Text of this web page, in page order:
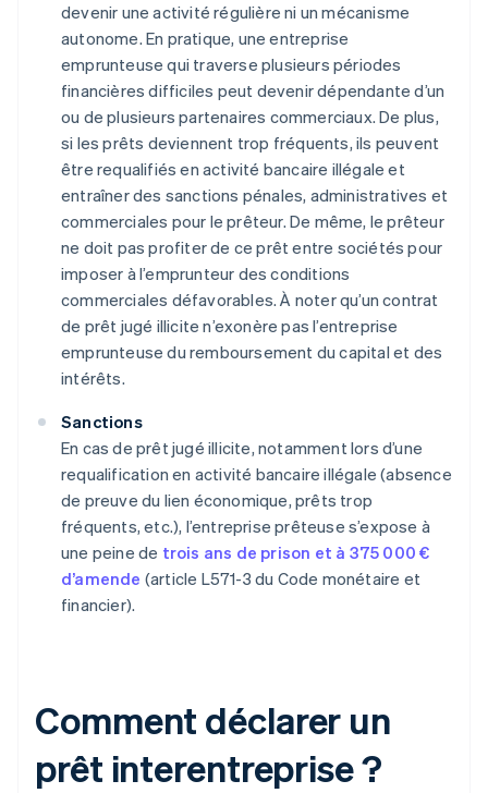
devenir une activité régulière ni un mécanisme
autonome. En pratique, une entreprise
emprunteuse qui traverse plusieurs périodes
financières difficiles peut devenir dépendante d’un
ou de plusieurs partenaires commerciaux. De plus,
si les prêts deviennent trop fréquents, ils peuvent
être requalifiés en activité bancaire illégale et
entraîner des sanctions pénales, administratives et
commerciales pour le prêteur. De même, le prêteur
ne doit pas profiter de ce prêt entre sociétés pour
imposer à l’emprunteur des conditions
commerciales défavorables. À noter qu’un contrat
de prêt jugé illicite n’exonère pas l’entreprise
emprunteuse du remboursement du capital et des
intérêts.
Sanctions
En cas de prêt jugé illicite, notamment lors d’une
requalification en activité bancaire illégale (absence
de preuve du lien économique, prêts trop
fréquents, etc.), l’entreprise prêteuse s’expose à
une peine de trois ans de prison et à 375 000 €
d’amende (article L571-3 du Code monétaire et
financier).
Comment déclarer un
prêt interentreprise ?